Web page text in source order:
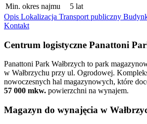
Min. okres najmu
5 lat
Opis Lokalizacja Transport publiczny
Kontakt
Centrum logistyczne Panattoni
Panattoni Park Wałbrzych to park
w Wałbrzychu przy ul. Ogrodowej.
nowoczesnych hal magazynowych, które
57 000 mkw. powierzchni na wynajem.
Magazyn do wynajęcia w